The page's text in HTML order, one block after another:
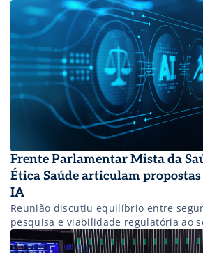
Frente Parlamentar Mista da
Ética Saúde articulam
IA
Reunião discutiu equilíbrio entre
pesquisa e viabilidade regulatória ao